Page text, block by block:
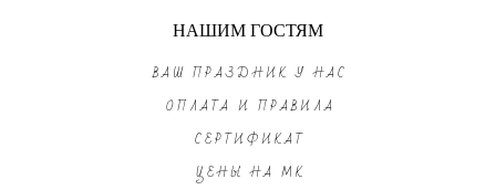
НАШИМ ГОСТЯМ
ВАШ ПРАЗДНИК У НАС
ОПЛАТА И ПРАВИЛА
СЕРТИФИКАТ
ЦЕНЫ НА МК